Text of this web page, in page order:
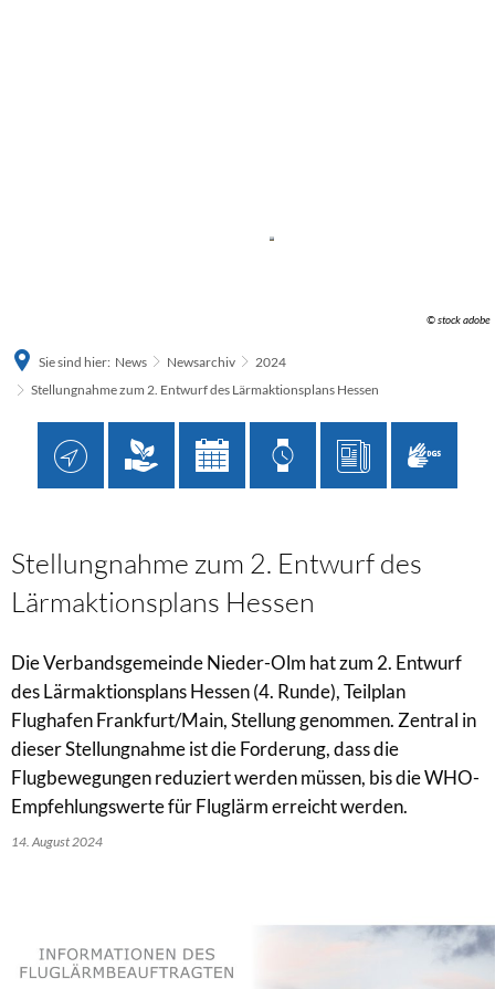
© stock adobe
Sie sind hier: News Newsarchiv
2024
Stellungnahme zum 2. Entwurf des Lärmaktionsplans Hessen
Stellungnahme zum 2. Entwurf des
Lärmaktionsplans Hessen
Die Verbandsgemeinde Nieder-Olm hat zum 2. Entwurf
des Lärmaktionsplans Hessen (4. Runde), Teilplan
Flughafen Frankfurt/Main, Stellung genommen. Zentral in
dieser Stellungnahme ist die Forderung, dass die
Flugbewegungen reduziert werden müssen, bis die WHO-
Empfehlungswerte für Fluglärm erreicht werden.
14. August 2024